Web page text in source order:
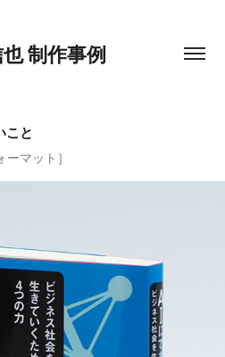
制作事例
こと
マット］